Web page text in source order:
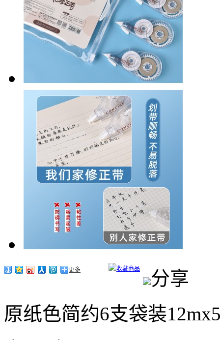
分享
更多 收藏商品
原纸色简约6支袋装